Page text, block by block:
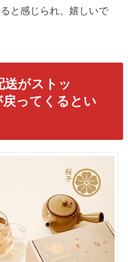
と感じられ、嬉しいで
送がストッ
ってくるとい